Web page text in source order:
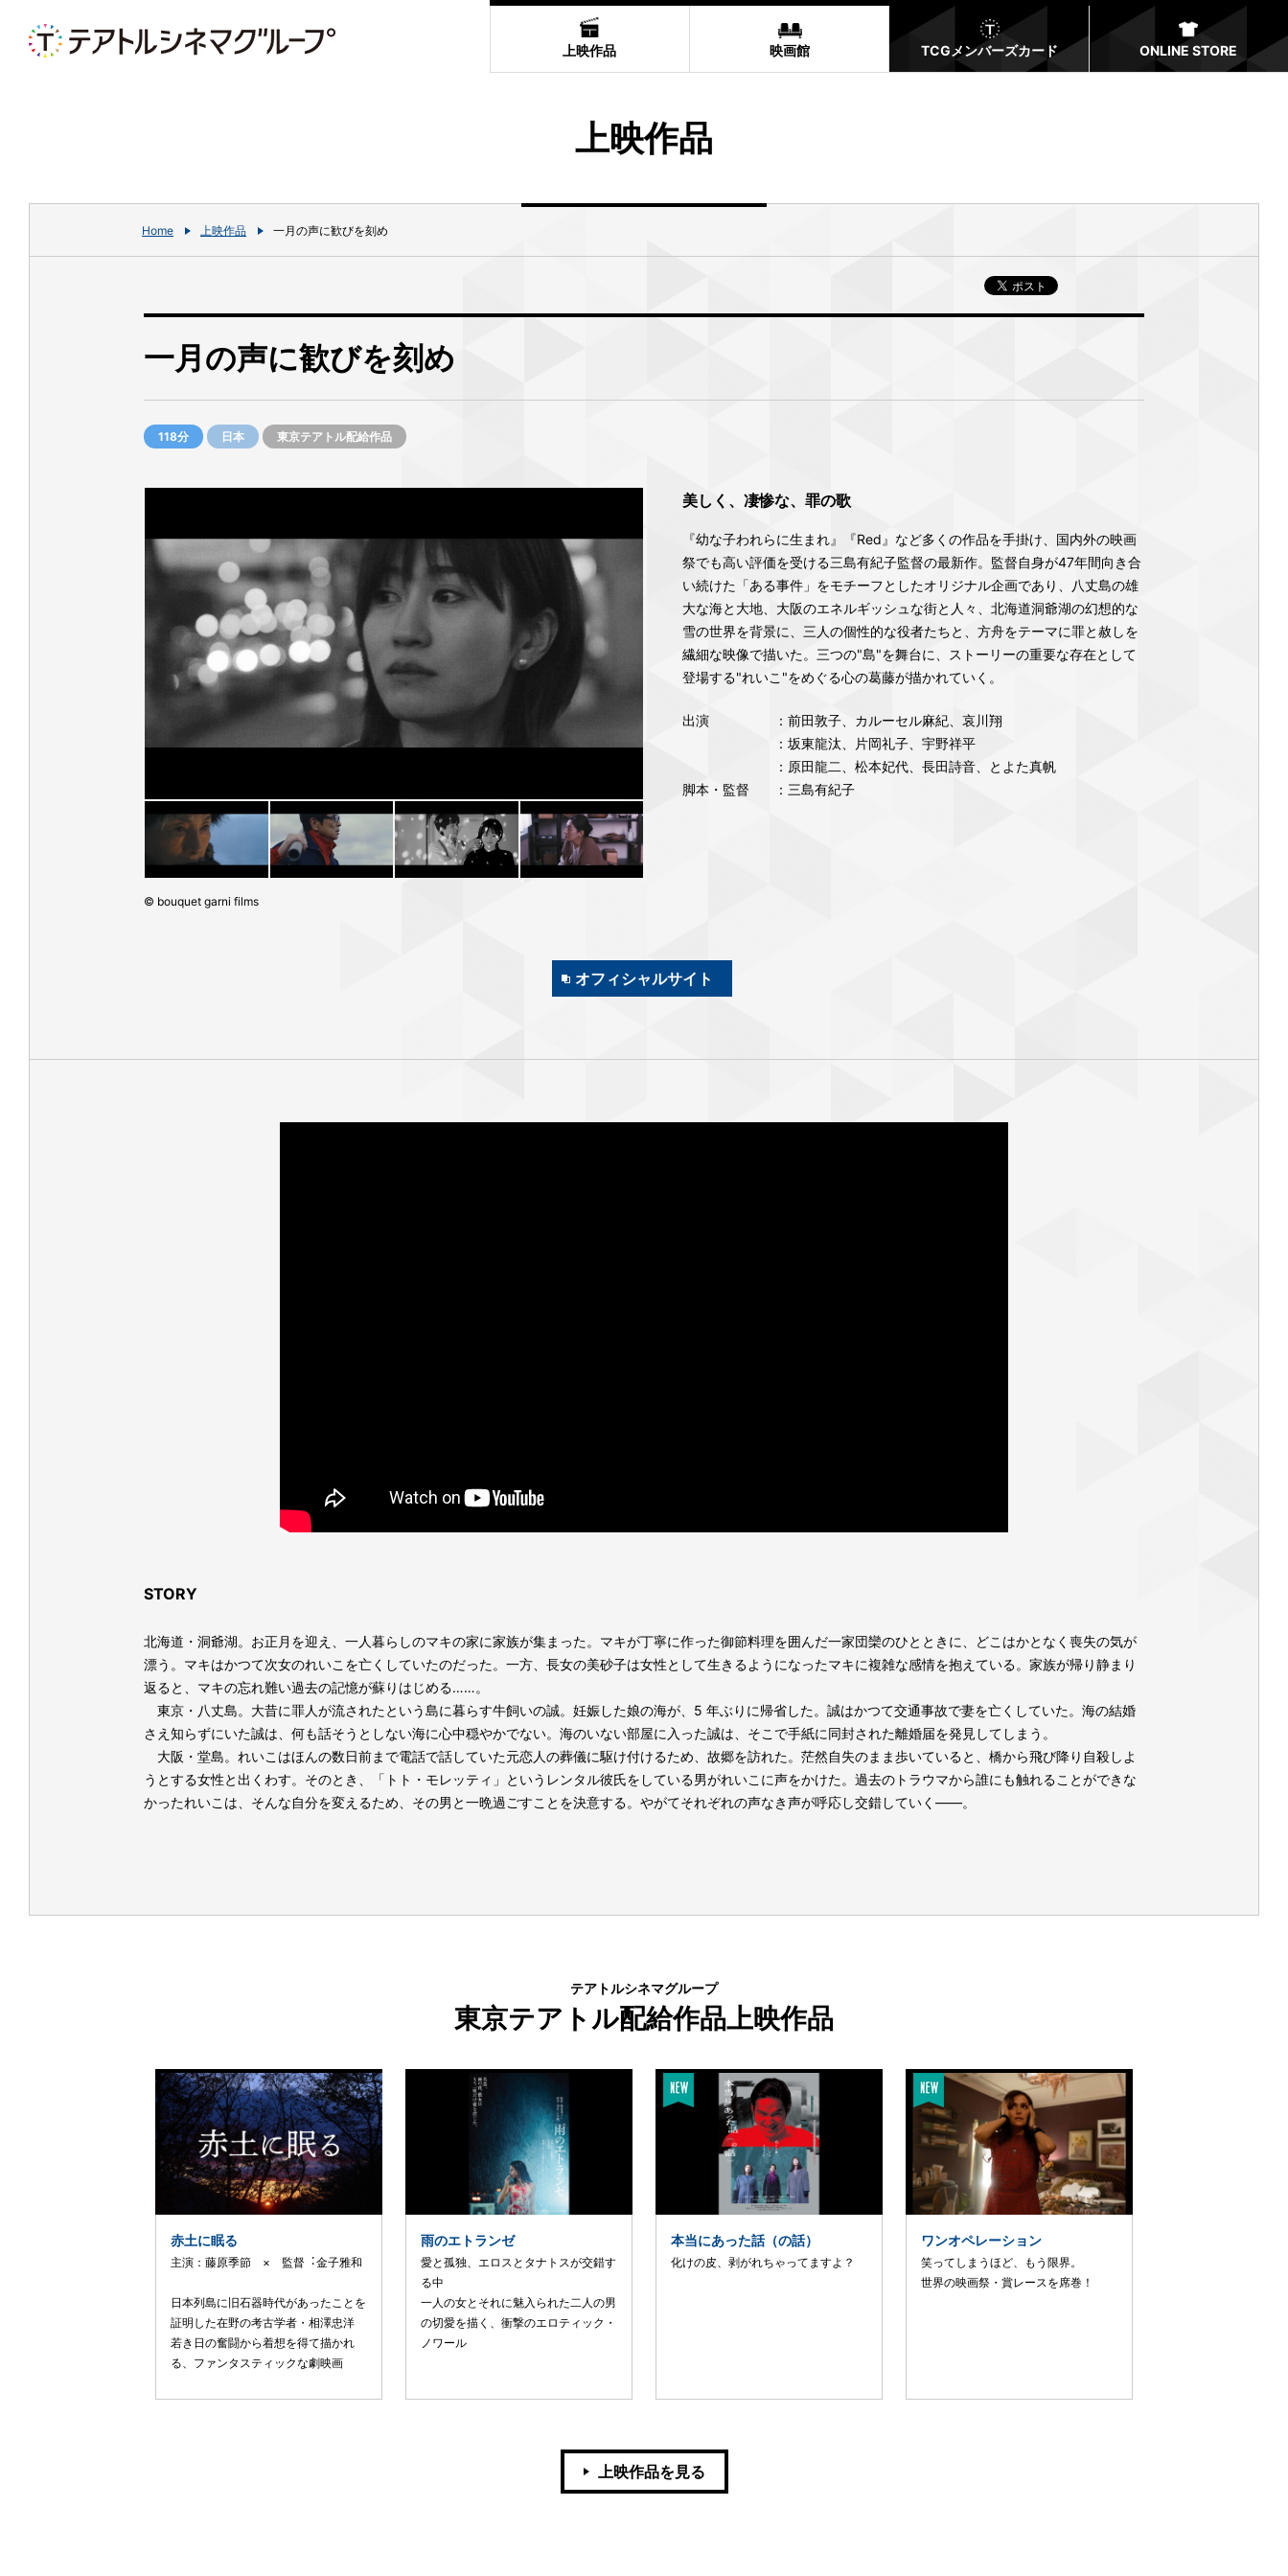
上映作品 映画館 TCGメンバーズカード ONLINE STORE
上映作品
Home 上映作品 一月の声に歓びを刻め
一月の声に歓びを刻め
118分 日本 東京テアトル配給作品
© bouquet garni films
美しく、凄惨な、罪の歌
『幼な子われらに生まれ』『Red』など多くの作品を手掛け、国内外の映画
祭でも高い評価を受ける三島有紀子監督の最新作。監督自身が47年間向き合
い続けた「ある事件」をモチーフとしたオリジナル企画であり、八丈島の雄
大な海と大地、大阪のエネルギッシュな街と人々、北海道洞爺湖の幻想的な
雪の世界を背景に、三人の個性的な役者たちと、方舟をテーマに罪と赦しを
繊細な映像で描いた。三つの"島"を舞台に、ストーリーの重要な存在として
登場する"れいこ"をめぐる心の葛藤が描かれていく。
出演
：前⽥敦⼦、カルーセル⿇紀、哀川翔
：坂東龍汰、片岡礼子、宇野祥平
：原田龍二、松本妃代、長田詩音、とよた真帆
脚本・監督
：三島有紀⼦
オフィシャルサイト
STORY
北海道・洞爺湖。お正月を迎え、一人暮らしのマキの家に家族が集まった。マキが丁寧に作った御節料理を囲んだ一家団欒のひとときに、どこはかとなく喪失の気が
漂う。マキはかつて次女のれいこを亡くしていたのだった。一方、長女の美砂子は女性として生きるようになったマキに複雑な感情を抱えている。家族が帰り静まり
返ると、マキの忘れ難い過去の記憶が蘇りはじめる……。
東京・八丈島。大昔に罪人が流されたという島に暮らす牛飼いの誠。妊娠した娘の海が、5 年ぶりに帰省した。誠はかつて交通事故で妻を亡くしていた。海の結婚
さえ知らずにいた誠は、何も話そうとしない海に心中穏やかでない。海のいない部屋に入った誠は、そこで手紙に同封された離婚届を発見してしまう。
大阪・堂島。れいこはほんの数日前まで電話で話していた元恋人の葬儀に駆け付けるため、故郷を訪れた。茫然自失のまま歩いていると、橋から飛び降り自殺しよ
うとする女性と出くわす。そのとき、「トト・モレッティ」というレンタル彼氏をしている男がれいこに声をかけた。過去のトラウマから誰にも触れることができな
かったれいこは、そんな自分を変えるため、その男と一晩過ごすことを決意する。やがてそれぞれの声なき声が呼応し交錯していく――。
テアトルシネマグループ
東京テアトル配給作品上映作品
赤土に眠る
主演：藤原季節 × 監督︓⾦⼦雅和
⽇本列島に旧⽯器時代があったことを
証明した在野の考古学者・相澤忠洋
若き⽇の奮闘から着想を得て描かれ
る、ファンタスティックな劇映画
雨のエトランゼ
愛と孤独、エロスとタナトスが交錯す
る中
一人の女とそれに魅入られた二人の男
の切愛を描く、衝撃のエロティック・
ノワール
本当にあった話（の話）
化けの皮、剥がれちゃってますよ？
ワンオペレーション
笑ってしまうほど、もう限界。
世界の映画祭・賞レースを席巻！
上映作品を見る